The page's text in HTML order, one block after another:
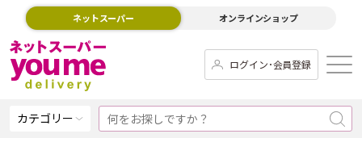
ネットスーパー オンラインショップ
ログイン･会員登録
カテゴリー